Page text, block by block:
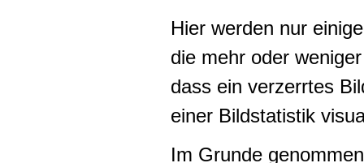
Hier werden nur
die mehr oder
dass ein verzerrtes
einer Bildstatistik
Im Grunde